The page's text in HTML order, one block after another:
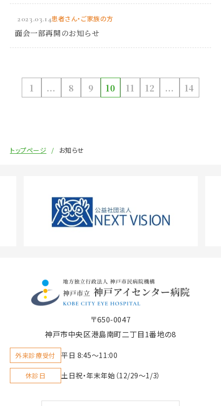
2023.03.14患者さん・ご家族の方
面会一部再開のお知らせ
1 ... 8 9 10 11 12 ... 14
トップページ お知らせ
〒650-0047
神戸市中央区港島南町二丁目1番地の8
外来診療受付 平日 8:45〜11:00
休診日 土日祝・年末年始（12/29～1/3）